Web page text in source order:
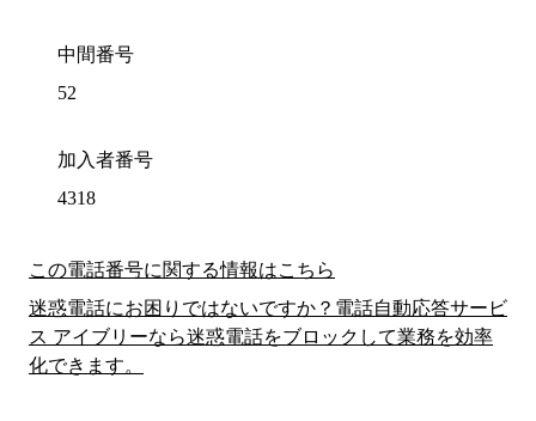
中間番号
52
加入者番号
4318
この電話番号に関する情報はこちら
迷惑電話にお困りではないですか？電話自動応答サービ
ス アイブリーなら迷惑電話をブロックして業務を効率
化できます。